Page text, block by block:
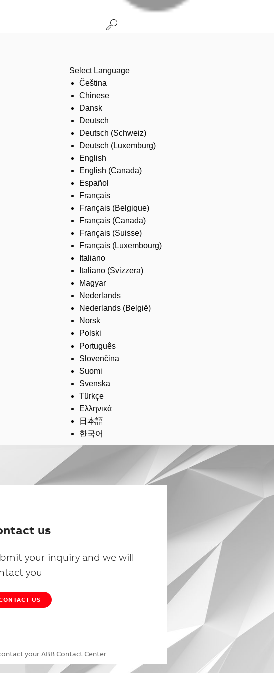
Select Language
Čeština
Chinese
Dansk
Deutsch
Deutsch (Schweiz)
Deutsch (Luxemburg)
English
English (Canada)
Español
Français
Français (Belgique)
Français (Canada)
Français (Suisse)
Français (Luxembourg)
Italiano
Italiano (Svizzera)
Magyar
Nederlands
Nederlands (België)
Norsk
Polski
Português
Slovenčina
Suomi
Svenska
Türkçe
Ελληνικά
日本語
한국어
us
your inquiry and we will
you
US
your ABB Contact Center